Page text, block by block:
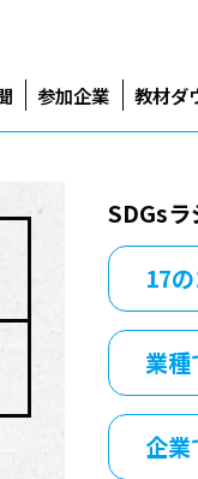
参加企業 教材ダ
SDGs
17
業種
企業